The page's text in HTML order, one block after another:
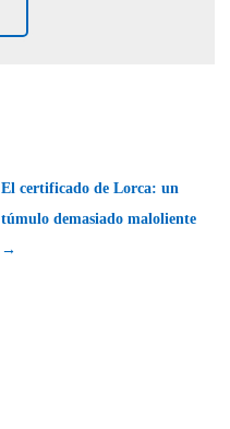
El certificado de Lorca: un
túmulo demasiado maloliente
→